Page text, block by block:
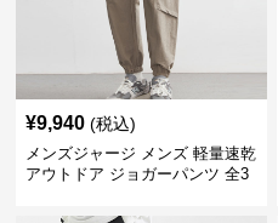
¥9,940 (税込)
メンズジャージ メンズ 軽量速乾
アウトドア ジョガーパンツ 全3